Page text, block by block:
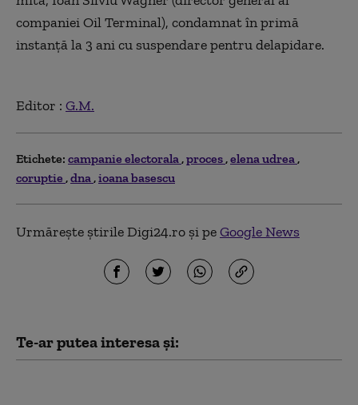
companiei Oil Terminal), condamnat în primă
instanţă la 3 ani cu suspendare pentru delapidare.
Editor : G.M.
Etichete: campanie electorala proces elena udrea
coruptie dna ioana basescu
Urmărește știrile Digi24.ro și peGoogle News
Te-ar putea interesa și: